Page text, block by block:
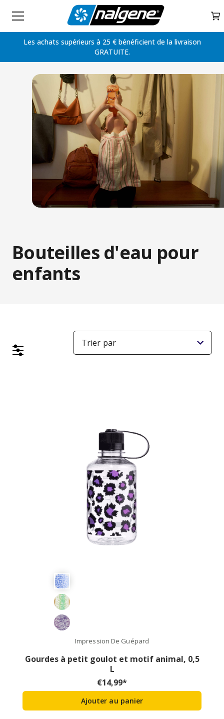
Les achats supérieurs à 25 € bénéficient de la livraison
GRATUITE.
Skip to content
Bouteilles d'eau pour
enfants
Impression De Guépard
Gourdes à petit goulot et motif animal, 0,5
L
€14,99*
Ajouter au panier